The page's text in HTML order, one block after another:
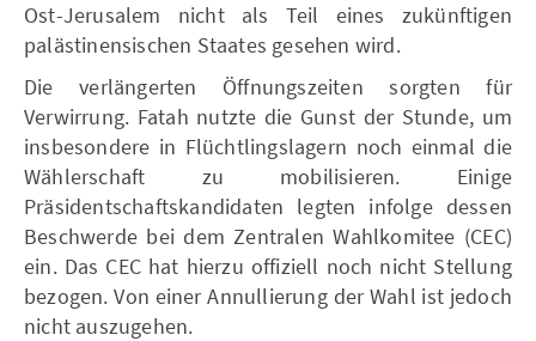
Ost-Jerusalem nicht als Teil eines zukünftigen
palästinensischen Staates gesehen wird.
Die verlängerten Öffnungszeiten sorgten für
Verwirrung. Fatah nutzte die Gunst der Stunde, um
insbesondere in Flüchtlingslagern noch einmal die
Wählerschaft zu mobilisieren. Einige
Präsidentschaftskandidaten legten infolge dessen
Beschwerde bei dem Zentralen Wahlkomitee (CEC)
ein. Das CEC hat hierzu offiziell noch nicht Stellung
bezogen. Von einer Annullierung der Wahl ist jedoch
nicht auszugehen.